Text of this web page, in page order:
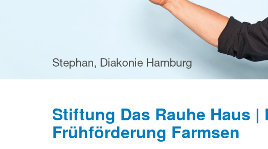
Stiftung Das Rauhe Haus
Frühförderung Farmsen